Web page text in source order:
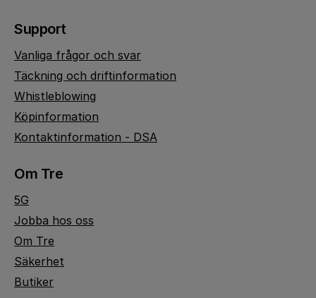
Support
Vanliga frågor och svar
Täckning och driftinformation
Whistleblowing
Köpinformation
Kontaktinformation - DSA
Om Tre
5G
Jobba hos oss
Om Tre
Säkerhet
Butiker